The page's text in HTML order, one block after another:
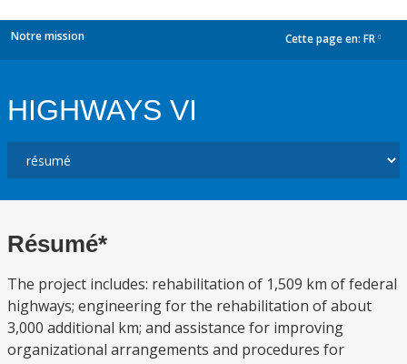
Notre mission Cette page en: FR
HIGHWAYS VI
Résumé*
The project includes: rehabilitation of 1,509 km of federal
highways; engineering for the rehabilitation of about
3,000 additional km; and assistance for improving
organizational arrangements and procedures for